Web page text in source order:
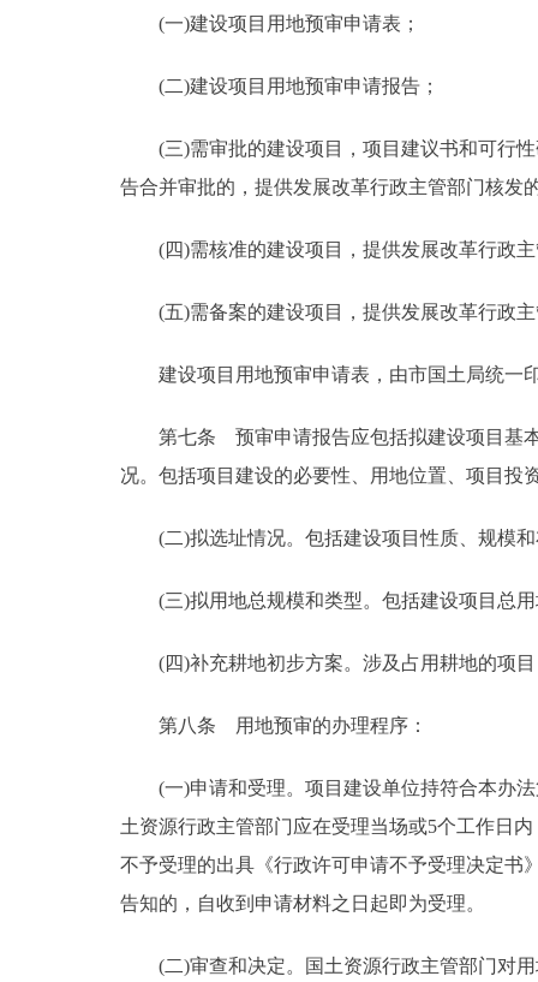
(一)建设项目用地预审申请表；
(二)建设项目用地预审申请报告；
(三)需审批的建设项目，项目建议书和可行性
告合并审批的，提供发展改革行政主管部门核发
(四)需核准的建设项目，提供发展改革行政主
(五)需备案的建设项目，提供发展改革行政主
建设项目用地预审申请表，由市国土局统一
第七条 预审申请报告应包括拟建设项目基本
况。包括项目建设的必要性、用地位置、项目投
(二)拟选址情况。包括建设项目性质、规模和
(三)拟用地总规模和类型。包括建设项目总用
(四)补充耕地初步方案。涉及占用耕地的项目
第八条 用地预审的办理程序：
(一)申请和受理。项目建设单位持符合本办法
土资源行政主管部门应在受理当场或5个工作日
不予受理的出具《行政许可申请不予受理决定书
告知的，自收到申请材料之日起即为受理。
(二)审查和决定。国土资源行政主管部门对用